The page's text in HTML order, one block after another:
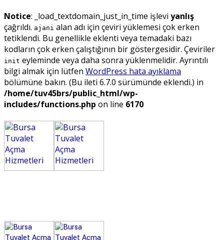
Notice: _load_textdomain_just_in_time işlevi yanlış
çağrıldı. ajani alan adı için çeviri yüklemesi çok erken
tetiklendi. Bu genellikle eklenti veya temadaki bazı
kodların çok erken çalıştığının bir göstergesidir. Çeviriler
init eyleminde veya daha sonra yüklenmelidir. Ayrıntılı
bilgi almak için lütfen WordPress hata ayıklama
bölümüne bakın. (Bu ileti 6.7.0 sürümünde eklendi.) in
/home/tuv45brs/public_html/wp-
includes/functions.php on line 6170